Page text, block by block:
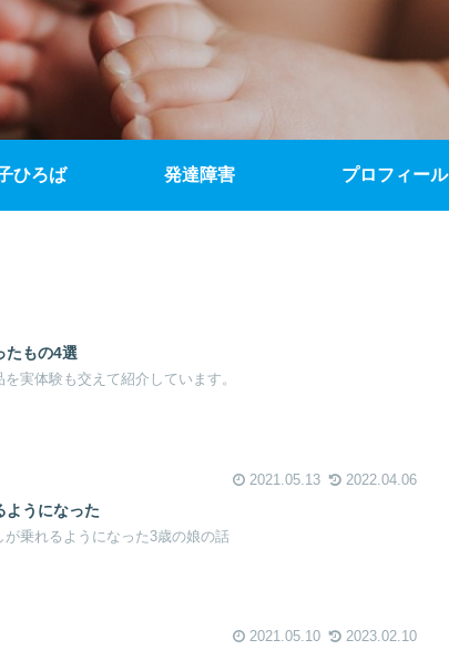
ひろば 発達障害 プロフィール
たもの4選
実体験も交えて紹介しています。
2021.05.13 2022.04.06
ようになった
乗れるようになった3歳の娘の話
2021.05.10 2023.02.10